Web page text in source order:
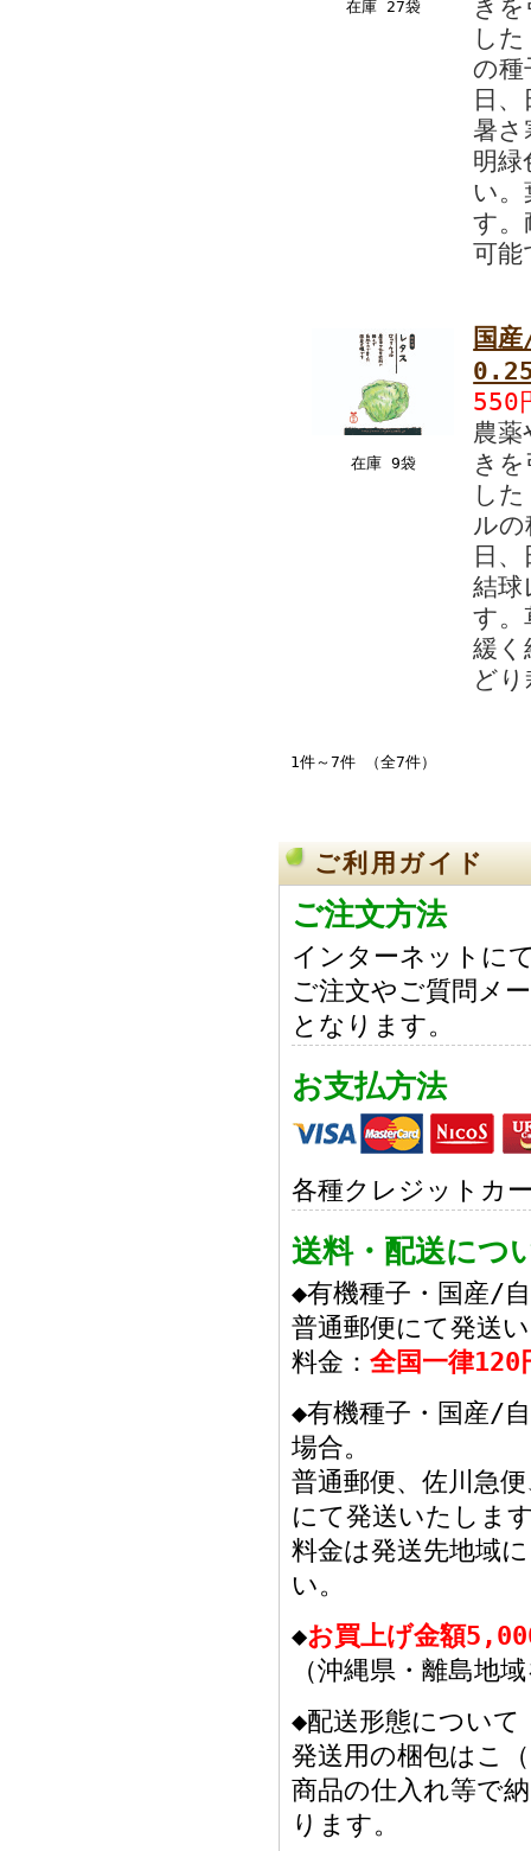
在庫 27袋
き
し
の種
日
暑さ
明緑
い
す。
可能
在庫 9袋
国
550
農薬
き
し
ル
日
結球
す。
緩く
ど
1件～7件 （全7件）
ご利用ガイド
ご注文方法
インターネットに
ご注文やご質問メ
となります。
お支払方法
各種クレジットカ
送料・配送につ
◆有機種子・国産/
普通郵便にて発送
料金： 全国一律120
◆有機種子・国産/
場合。
普通郵便、佐川急
にて発送いたしま
料金は発送先地域
い。
◆お買上げ金額
（沖縄県・離島地
◆配送形態について
発送用の梱包はこ
商品の仕入れ等で
ります。